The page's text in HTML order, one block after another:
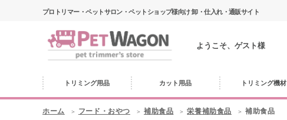
プロトリマー・ペットサロン・ペットショップ様向け 卸・仕入れ・通販サイト
ようこそ、ゲスト様
トリミング用品 カット用品 トリミング機材
ホーム フード・おやつ 補助食品 栄養補助食品 補助食品